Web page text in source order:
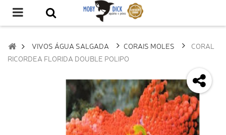
VIVOS ÁGUA SALGADA CORAIS MOLES
CORAL
RICORDEA FLORIDA DOUBLE POLIPO